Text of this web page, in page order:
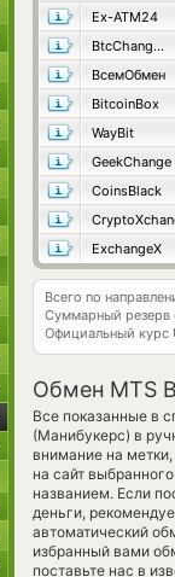
Ex-ATM24
BtcChange24
ВсемОбмен
BitcoinBox
WayBit
GeekChange
CoinsBlack
ExchangeX
Всего по
Суммарный резерв
Официальный курс
Обмен MTS
Все показанные в
(Манибукерс) в
внимание на
на сайт
названием. Если
деньги,
автоматический
избранный вами
поставьте нас в